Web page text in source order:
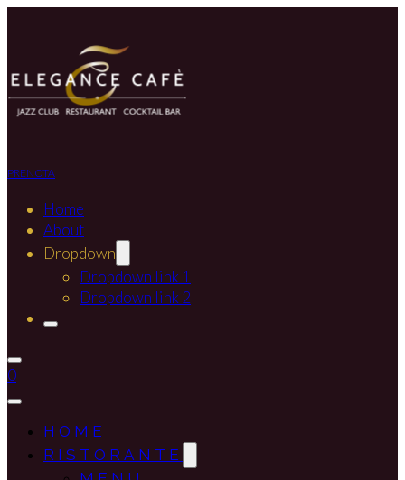
PRENOTA
Home
About
Dropdown
Dropdown link 1
Dropdown link 2
0
HOME
RISTORANTE